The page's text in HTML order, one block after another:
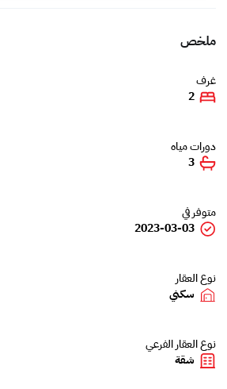
ملخص
غرف
2
دورات مياه
3
متوفر في
2023-03-03
نوع العقار
سكني
نوع العقار الفرعي
شقة